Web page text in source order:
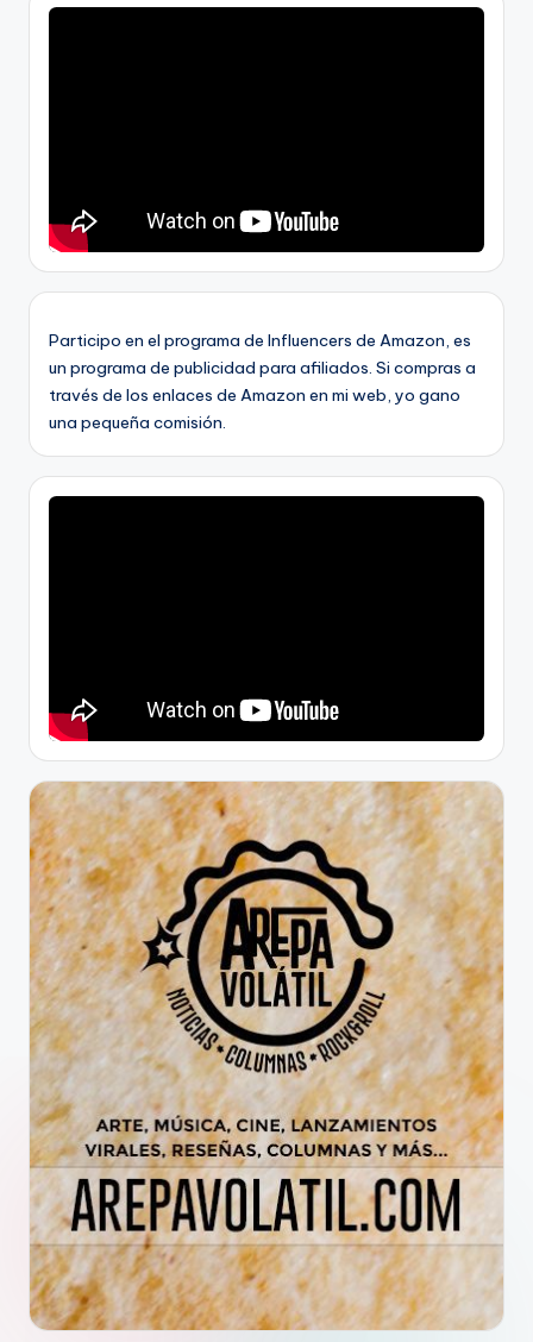
Participo en el programa de Influencers de Amazon, es
un programa de publicidad para afiliados. Si compras a
través de los enlaces de Amazon en mi web, yo gano
una pequeña comisión.